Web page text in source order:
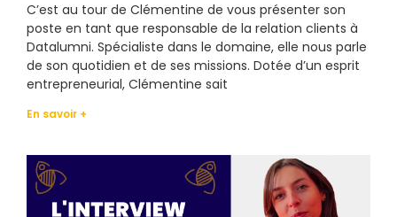
C’est au tour de Clémentine de vous présenter son
poste en tant que responsable de la relation clients à
Datalumni. Spécialiste dans le domaine, elle nous parle
de son quotidien et de ses missions. Dotée d’un esprit
entrepreneurial, Clémentine sait
En savoir +